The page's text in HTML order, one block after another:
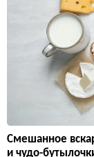
Смешанное
и чудо-